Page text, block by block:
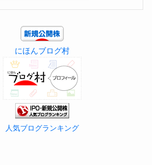
にほんブログ村
人気ブログランキング